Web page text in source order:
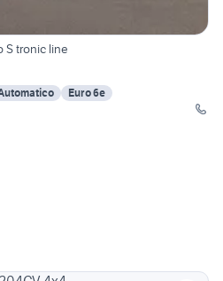
S tronic line
Euro 6e